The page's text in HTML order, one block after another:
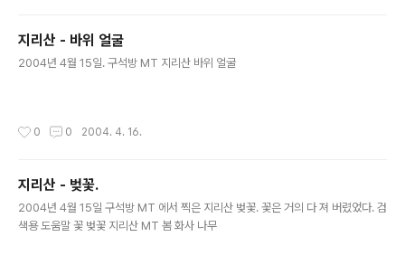
지리산 - 바위 얼굴
2004년 4월 15일. 구석방 MT 지리산 바위 얼굴
0 0 2004. 4. 16.
지리산 - 벚꽃.
2004년 4월 15일 구석방 MT 에서 찍은 지리산 벚꽃. 꽃은 거의 다 져 버렸었다. 검
색용 도움말 꽃 벚꽃 지리산 MT 봄 화사 나무